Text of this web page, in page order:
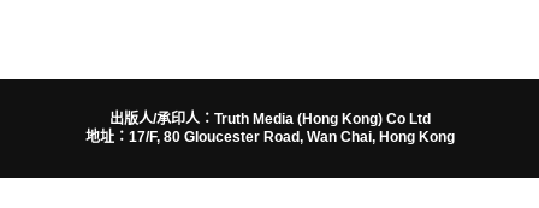
出版人/承印人：Truth Media (Hong Kong) Co Ltd
地址：17/F, 80 Gloucester Road, Wan Chai, Hong Kong